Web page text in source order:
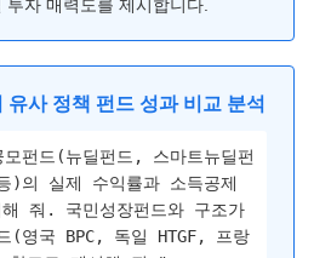
자 매력도를 제시합니다.
사 정책 펀드 성과 비교 분석
펀드(뉴딜펀드, 스마트뉴딜펀
)의 실제 수익률과 소득공제
줘. 국민성장펀드와 구조가
(영국 BPC, 독일 HTGF, 프랑